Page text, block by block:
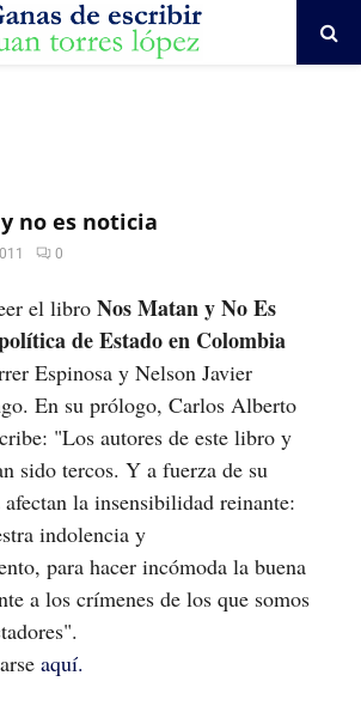
no es noticia
0
el libro Nos Matan y No Es
de Estado en Colombia
Espinosa y Nelson Javier
En su prólogo, Carlos Alberto
"Los autores de este libro y
sido tercos. Y a fuerza de su
afectan la insensibilidad reinante:
indolencia y
para hacer incómoda la buena
a los crímenes de los que somos
aquí.